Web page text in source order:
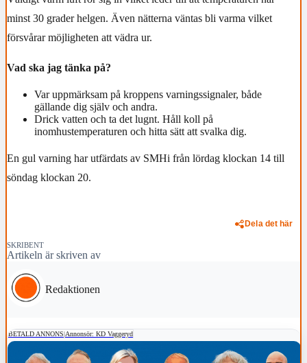
minst 30 grader helgen. Även nätterna väntas bli varma vilket
försvårar möjligheten att vädra ur.
Vad ska jag tänka på?
Var uppmärksam på kroppens varningssignaler, både
gällande dig själv och andra.
Drick vatten och ta det lugnt. Håll koll på
inomhustemperaturen och hitta sätt att svalka dig.
En gul varning har utfärdats av SMHi från lördag klockan 14 till
söndag klockan 20.
Dela det här
SKRIBENT
Artikeln är skriven av
Redaktionen
BETALD ANNONS|Annonsör: KD Vaggeryd